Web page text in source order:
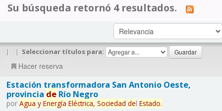
Su búsqueda retornó 4 resultados.
| | Seleccionar títulos para:
Hacer reserva
Estación transformadora San Antonio Oeste,
provincia deRío Negro
por Agua y Energía Eléctrica, Sociedad del Estado.